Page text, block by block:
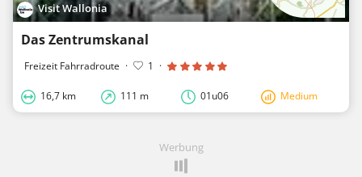
Visit Wallonia
Das Zentrumskanal
Freizeit Fahrradroute · 1 ·
16,7 km 111 m 01u06 Medium
Werbung